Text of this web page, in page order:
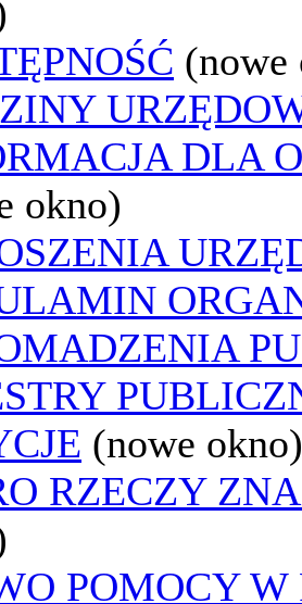
(nowe
DLA
okno)
(nowe okno)
RZECZY
POMOCY